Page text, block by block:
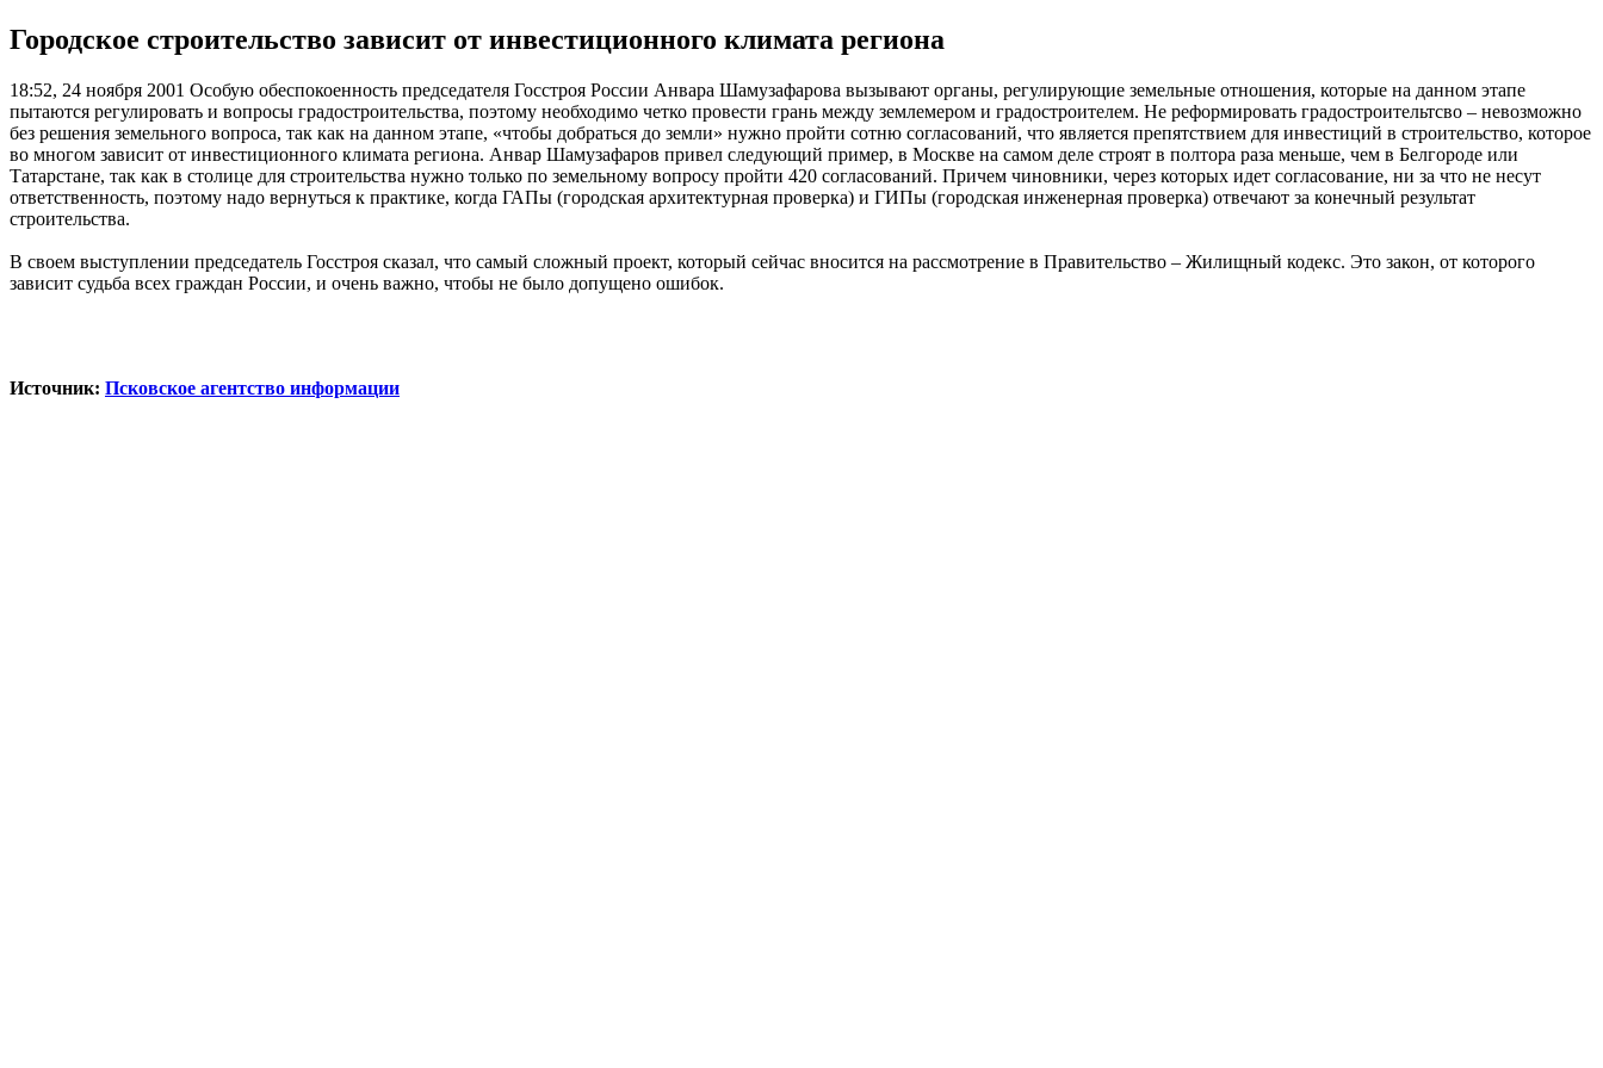
Городское строительство зависит от инвестиционного климата региона
18:52, 24 ноября 2001 Особую обеспокоенность председателя Госстроя России Анвара Шамузафарова вызывают органы, регулирующие земельные отношения, которые на данном этапе
пытаются регулировать и вопросы градостроительства, поэтому необходимо четко провести грань между землемером и градостроителем. Не реформировать градостроительтсво – невозможно
без решения земельного вопроса, так как на данном этапе, «чтобы добраться до земли» нужно пройти сотню согласований, что является препятствием для инвестиций в строительство, которое
во многом зависит от инвестиционного климата региона. Анвар Шамузафаров привел следующий пример, в Москве на самом деле строят в полтора раза меньше, чем в Белгороде или
Татарстане, так как в столице для строительства нужно только по земельному вопросу пройти 420 согласований. Причем чиновники, через которых идет согласование, ни за что не несут
ответственность, поэтому надо вернуться к практике, когда ГАПы (городская архитектурная проверка) и ГИПы (городская инженерная проверка) отвечают за конечный результат
строительства.
В своем выступлении председатель Госстроя сказал, что самый сложный проект, который сейчас вносится на рассмотрение в Правительство – Жилищный кодекс. Это закон, от которого
зависит судьба всех граждан России, и очень важно, чтобы не было допущено ошибок.
Источник: Псковское агентство информации